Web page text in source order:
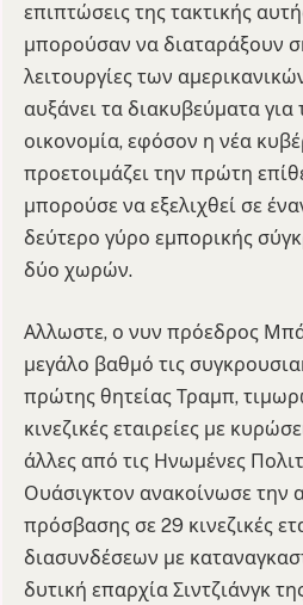
επιπτώσεις της τακτικής
μπορούσαν να διαταράξουν
λειτουργίες των
αυξάνει τα διακυβεύματα για
οικονομία, εφόσον η νέα
προετοιμάζει την πρώτη
μπορούσε να εξελιχθεί σε
δεύτερο γύρο εμπορικής
δύο χωρών.
Αλλωστε, ο νυν πρόεδρος
μεγάλο βαθμό τις
πρώτης θητείας Τραμπ,
κινεζικές εταιρείες με
άλλες από τις Ηνωμένες
Ουάσιγκτον ανακοίνωσε την
πρόσβασης σε 29 κινεζικές
διασυνδέσεων με
δυτική επαρχία Σιντζιάνγκ